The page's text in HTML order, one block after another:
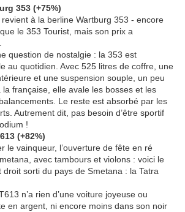
353 (+75%)
revient à la berline Wartburg 353 - encore
le 353 Tourist, mais son prix a
question de nostalgie : la 353 est
au quotidien. Avec 525 litres de coffre, une
et une suspension souple, un peu
française, elle avale les bosses et les
Le reste est absorbé par les
Autrement dit, pas besoin d’être sportif
!
(+82%)
le vainqueur, l’ouverture de fête en ré
avec tambours et violons : voici le
droit sorti du pays de Smetana : la Tatra
n’a rien d’une voiture joyeuse ou
en argent, ni encore moins dans son noir